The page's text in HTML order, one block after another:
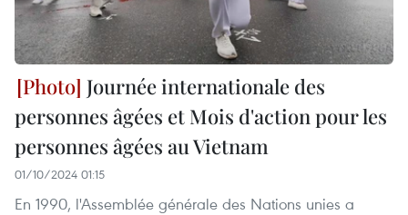
Journée internationale des
personnes âgées et Mois d'action pour les
personnes âgées au Vietnam
01/10/2024 01:15
En 1990, l'Assemblée générale des Nations unies a